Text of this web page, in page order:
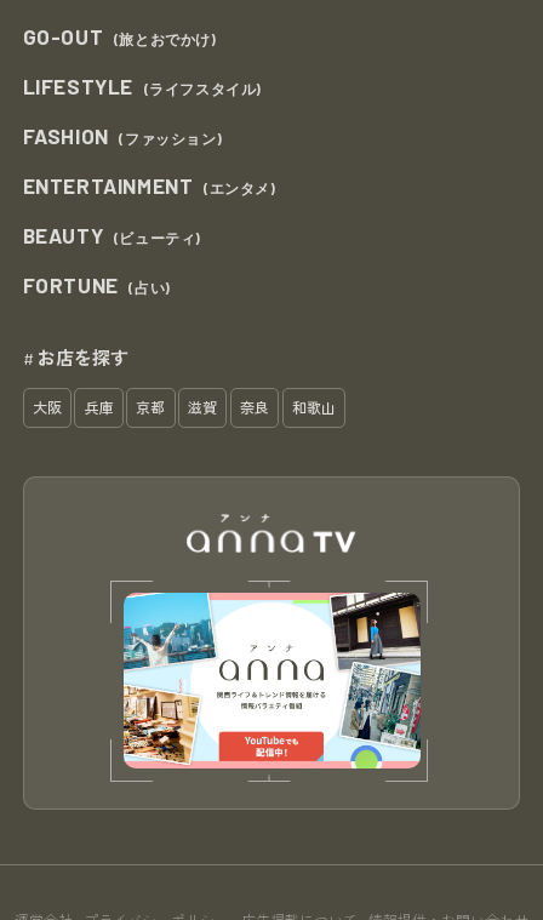
GO-OUT (旅とおでかけ)
LIFESTYLE (ライフスタイル)
FASHION (ファッション)
ENTERTAINMENT (エンタメ)
BEAUTY (ビューティ)
FORTUNE (占い)
# お店を探す
大阪 兵庫 京都 滋賀 奈良 和歌山